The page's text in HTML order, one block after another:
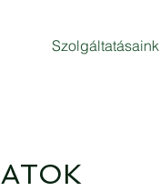
Szolgáltatásaink